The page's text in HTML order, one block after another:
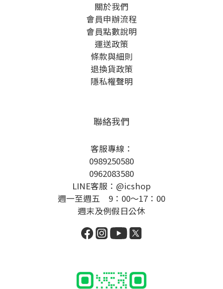
關於我們
會員申辦流程
會員點數說明
運送政策
條款與細則
退換貨政策
隱私權聲明
聯絡我們
客服專線：
0989250580
0962083580
LINE客服：@icshop
週一至週五 9：00～17：00
週末及例假日公休